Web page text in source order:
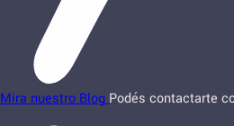
Mira nuestro Blog Podés contactarte